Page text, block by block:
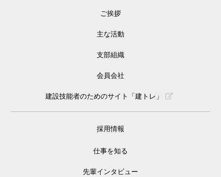
ご挨拶
主な活動
支部組織
会員会社
建設技能者のためのサイト「建トレ」
採用情報
仕事を知る
先輩インタビュー